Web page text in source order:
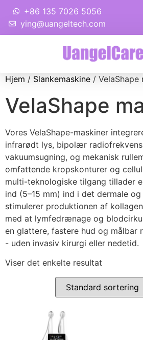
+86 135 7026 5056
ying@uangeltech.com
Hjem / Slankemaskine / VelaShape
VelaShape
Vores VelaShape-maskiner
infrarødt lys, bipolær radiofrekvens
vakuumsugning, og mekanisk
omfattende kropskonturer og
multi-teknologiske tilgang tillader
ind (5–15 mm) ind i det dermale
stimulerer produktionen af
med at lymfedrænage og
en glattere, fastere hud og målbar
- uden invasiv kirurgi eller nedetid.
Viser det enkelte resultat